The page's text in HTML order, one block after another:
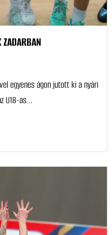
egyenes ágon jutott ki a nyári
U18-as...